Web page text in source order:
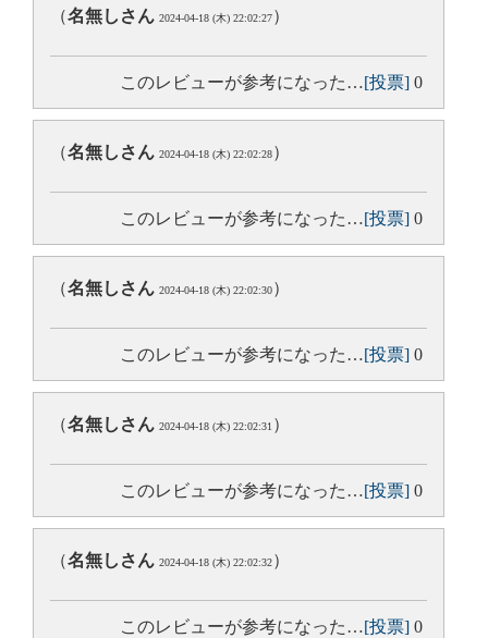
（名無しさん 2024-04-18 (木) 22:02:27）
このレビューが参考になった…[投票] 0
（名無しさん 2024-04-18 (木) 22:02:28）
このレビューが参考になった…[投票] 0
（名無しさん 2024-04-18 (木) 22:02:30）
このレビューが参考になった…[投票] 0
（名無しさん 2024-04-18 (木) 22:02:31 ）
このレビューが参考になった…[投票] 0
（名無しさん 2024-04-18 (木) 22:02:32）
このレビューが参考になった…[投票] 0